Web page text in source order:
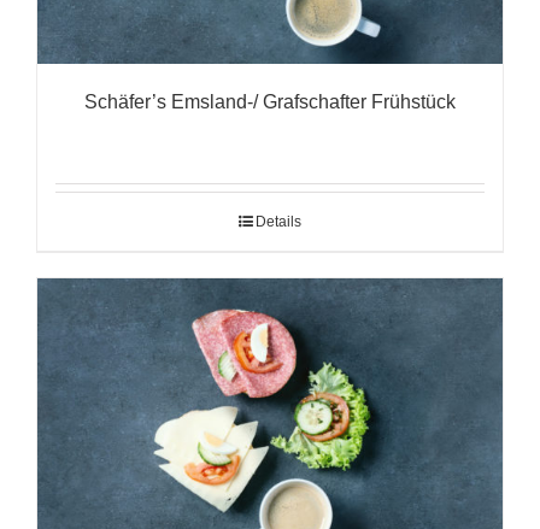
Schäfer’s Emsland-/ Grafschafter Frühstück
Details